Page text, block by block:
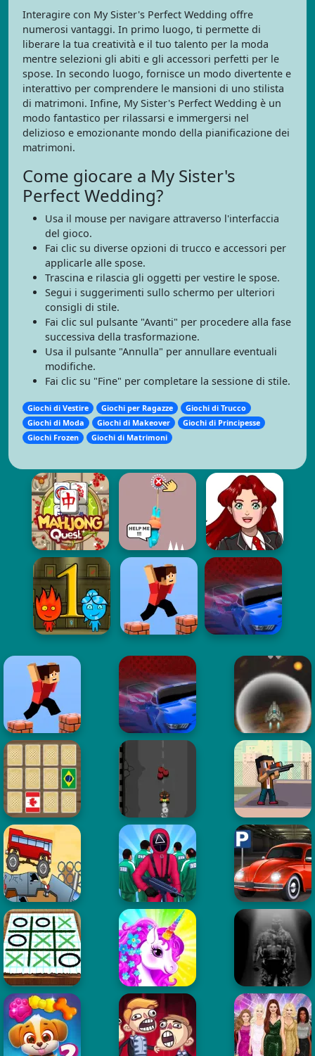
Interagire con My Sister's Perfect Wedding offre
numerosi vantaggi. In primo luogo, ti permette di
liberare la tua creatività e il tuo talento per la moda
mentre selezioni gli abiti e gli accessori perfetti per le
spose. In secondo luogo, fornisce un modo divertente e
interattivo per comprendere le mansioni di uno stilista
di matrimoni. Infine, My Sister's Perfect Wedding è un
modo fantastico per rilassarsi e immergersi nel
delizioso e emozionante mondo della pianificazione dei
matrimoni.
Come giocare a My Sister's
Perfect Wedding?
Usa il mouse per navigare attraverso l'interfaccia
del gioco.
Fai clic su diverse opzioni di trucco e accessori per
applicarle alle spose.
Trascina e rilascia gli oggetti per vestire le spose.
Segui i suggerimenti sullo schermo per ulteriori
consigli di stile.
Fai clic sul pulsante "Avanti" per procedere alla fase
successiva della trasformazione.
Usa il pulsante "Annulla" per annullare eventuali
modifiche.
Fai clic su "Fine" per completare la sessione di stile.
Giochi di Vestire Giochi per Ragazze
Giochi di Trucco
Giochi di Moda
Giochi di Makeover
Giochi di Principesse
Giochi Frozen
Giochi di Matrimoni